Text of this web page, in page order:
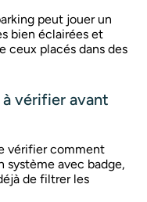
peut jouer un
bien éclairées et
ceux placés dans des
vérifier avant
vérifier comment
système avec badge,
de filtrer les